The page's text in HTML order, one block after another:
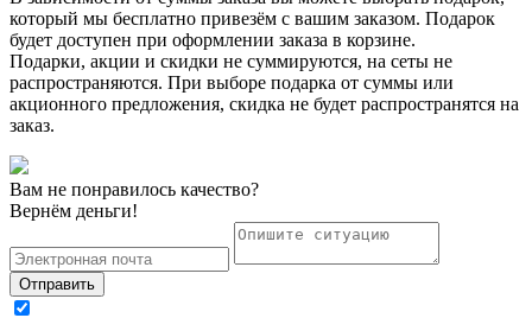
который мы бесплатно привезём с вашим заказом. Подарок
будет доступен при оформлении заказа в корзине.
Подарки, акции и скидки не суммируются, на сеты не
распространяются. При выборе подарка от суммы или
акционного предложения, скидка не будет распространятся на
заказ.
Вам не понравилось качество?
Вернём деньги!
Отправить